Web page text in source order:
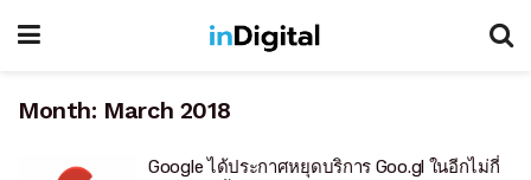
Month: March 2018
Google ได้ประกาศหยุดบริการ Goo.gl ในอีกไม่กี่